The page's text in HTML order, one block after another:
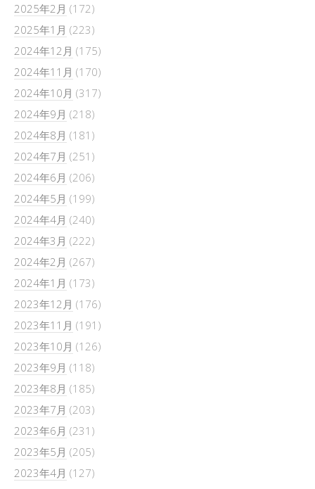
2025年2月 (172)
2025年1月 (223)
2024年12月 (175)
2024年11月 (170)
2024年10月 (317)
2024年9月 (218)
2024年8月 (181)
2024年7月 (251)
2024年6月 (206)
2024年5月 (199)
2024年4月 (240)
2024年3月 (222)
2024年2月 (267)
2024年1月 (173)
2023年12月 (176)
2023年11月 (191)
2023年10月 (126)
2023年9月 (118)
2023年8月 (185)
2023年7月 (203)
2023年6月 (231)
2023年5月 (205)
2023年4月 (127)